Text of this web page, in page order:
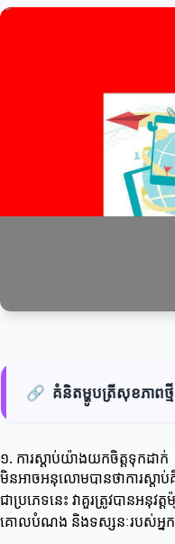
🔗 គំនិតម្ហូបត្រីសុខភាពថ្
១. ការស្ដាប់យ៉ាងយកចិត្តទុកដាក់
មិនអាចអនុលោមបានថាការស្ដា
ជាប្រភេទនេះ វាគួរត្រូវបានអនុ
គោលបំណង និងទស្សនៈរបស់អ្នក